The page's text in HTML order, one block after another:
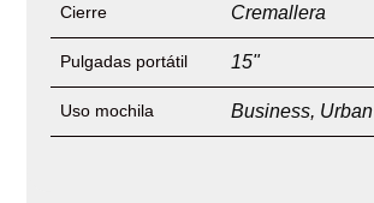
Cierre Cremallera
Pulgadas portátil 15"
Uso mochila Business, Urban